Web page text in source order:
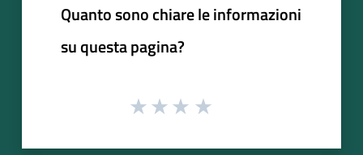
Quanto sono chiare le informazioni
su questa pagina?